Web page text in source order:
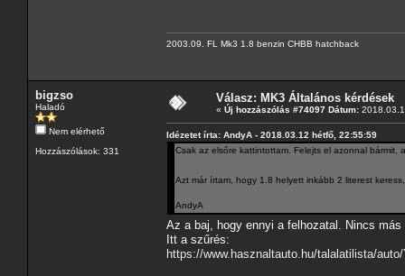
2003.09. FL Mk3 1.8 benzin CHBB hatchback
bigzso
Haladó
Nem elérhető
Hozzászólások: 331
Válasz: MK3 Általános kérdések
« Új hozzászólás #74097 Dátum:
Idézetet írta: AndyA - 2018.03.12 hétfő, 22:55:59
Csak az elsőre kattintottam. Felejts el azonnal bármit,
Azt már írtam, hogy 1.8 helyett inkább 2 literest
AndyA
Az a baj, hogy ennyi a felhozatal. Nincs
Itt a szűrés:
https://www.hasznaltauto.hu/talalatilista/